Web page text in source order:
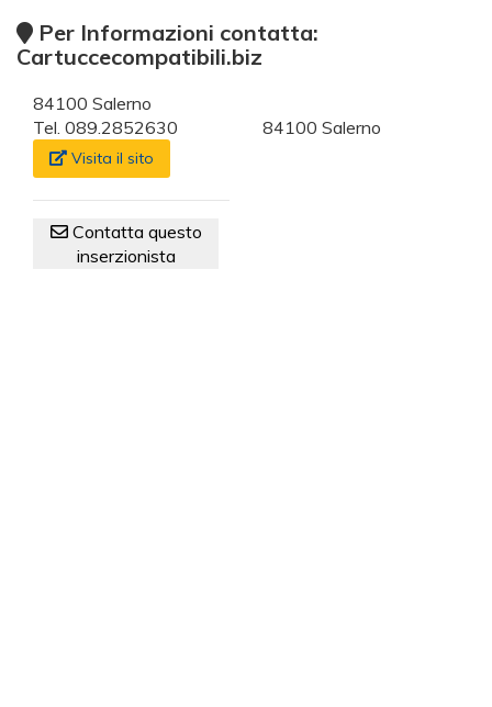
Per Informazioni contatta:
Cartuccecompatibili.biz
84100 Salerno
Tel. 089.2852630
Visita il sito
Contatta questo
inserzionista
84100 Salerno